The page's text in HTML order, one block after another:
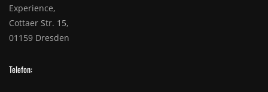
Experience,
Cottaer Str. 15,
01159 Dresden
Telefon: